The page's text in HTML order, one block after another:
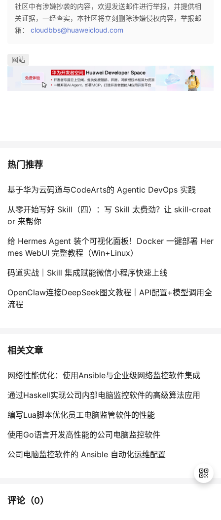
社区中有涉嫌抄袭的内容，欢迎发送邮件进行举报，并提供相
关证据，一经查实，本社区将立刻删除涉嫌侵权内容，举报邮
箱： cloudbbs@huaweicloud.com
网站
热门推荐
基于华为云码道与CodeArts的 Agentic DevOps 实践
从零开始写好 Skill（四）：写 Skill 太费劲？让 skill-creat
or 来帮你
给 Hermes Agent 装个可视化面板！Docker 一键部署 Her
mes WebUI 完整教程（Win+Linux）
码道实战｜Skill 集成赋能微信小程序快速上线
OpenClaw连接DeepSeek图文教程｜API配置+模型调用全
流程
相关文章
网络性能优化：使用Ansible与企业级网络监控软件集成
通过Haskell实现公司内部电脑监控软件的高级算法应用
编写Lua脚本优化员工电脑监管软件的性能
使用Go语言开发高性能的公司电脑监控软件
公司电脑监控软件的 Ansible 自动化运维配置
评论（0）